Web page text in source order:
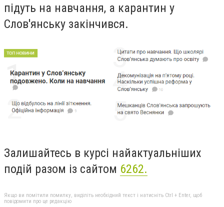
підуть на навчання, а карантин у
Слов'янську закінчився.
Залишайтесь в курсі найактуальніших
подій разом із сайтом 6262.
Якщо ви помітили помилку, виділіть необхідний текст і натисніть Ctrl + Enter, щоб
повідомити про це редакцію